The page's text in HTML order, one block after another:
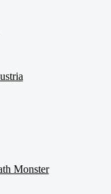
Monster